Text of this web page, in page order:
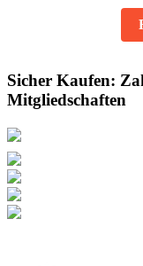
Sicher Kaufen:
Mitgliedschaften